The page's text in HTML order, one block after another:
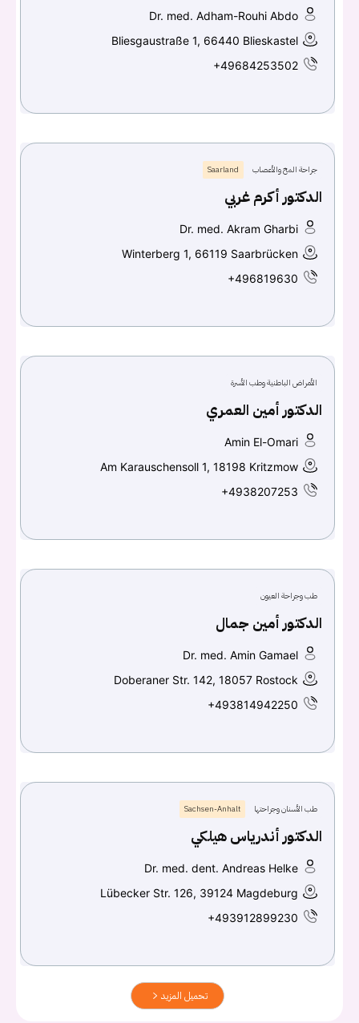
Dr. med. Adham-Rouhi Abdo
Bliesgaustraße 1, 66440 Blieskastel
+49684253502
جراحة المخ والأعصاب Saarland
الدكتور أكرم غربي
Dr. med. Akram Gharbi
Winterberg 1, 66119 Saarbrücken
+496819630
الأمراض الباطنية وطب الأسرة
الدكتور أمين العمري
Amin El-Omari
Am Karauschensoll 1, 18198 Kritzmow
+4938207253
طب وجراحة العيون
الدكتور أمين جمال
Dr. med. Amin Gamael
Doberaner Str. 142, 18057 Rostock
+493814942250
طب الأسنان وجراحتها Sachsen-Anhalt
الدكتور أندرياس هيلكي
Dr. med. dent. Andreas Helke
Lübecker Str. 126, 39124 Magdeburg
+493912899230
تحميل المزيد